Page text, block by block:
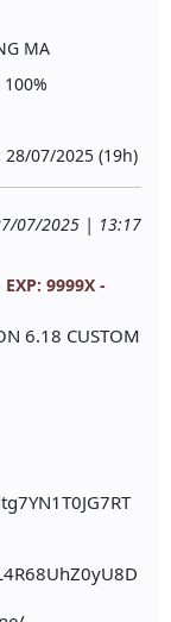
MA
28/07/2025 (19h)
07/2025 | 13:17
9999X -
6.18 CUSTOM